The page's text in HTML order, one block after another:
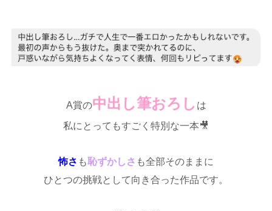
A賞の中出し筆おろし は
私にとってもすごく特別な一本🎥
怖さ も恥ずかしさ も全部そのままに
ひとつの挑戦として向き合った作品です。